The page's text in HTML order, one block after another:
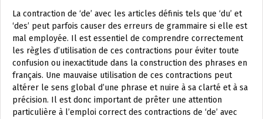
La contraction de ‘de’ avec les articles définis tels que ‘du’ et
‘des’ peut parfois causer des erreurs de grammaire si elle est
mal employée. Il est essentiel de comprendre correctement
les règles d’utilisation de ces contractions pour éviter toute
confusion ou inexactitude dans la construction des phrases en
français. Une mauvaise utilisation de ces contractions peut
altérer le sens global d’une phrase et nuire à sa clarté et à sa
précision. Il est donc important de prêter une attention
particulière à l’emploi correct des contractions de ‘de’ avec